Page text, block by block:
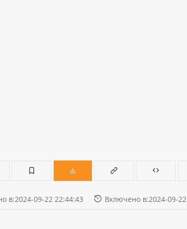
в:2024-09-22 22:44:43 Включено в:2024-09-22